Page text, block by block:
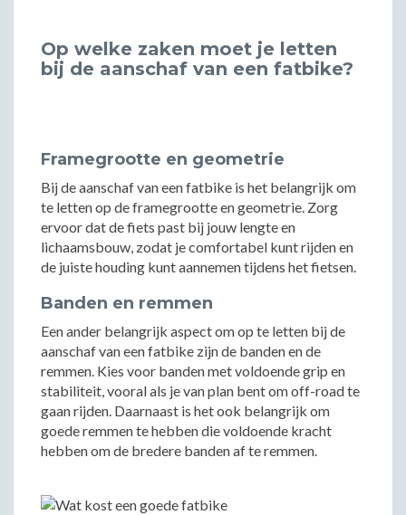
Op welke zaken moet je letten
bij de aanschaf van een fatbike?
Framegrootte en geometrie
Bij de aanschaf van een fatbike is het belangrijk om
te letten op de framegrootte en geometrie. Zorg
ervoor dat de fiets past bij jouw lengte en
lichaamsbouw, zodat je comfortabel kunt rijden en
de juiste houding kunt aannemen tijdens het fietsen.
Banden en remmen
Een ander belangrijk aspect om op te letten bij de
aanschaf van een fatbike zijn de banden en de
remmen. Kies voor banden met voldoende grip en
stabiliteit, vooral als je van plan bent om off-road te
gaan rijden. Daarnaast is het ook belangrijk om
goede remmen te hebben die voldoende kracht
hebben om de bredere banden af te remmen.